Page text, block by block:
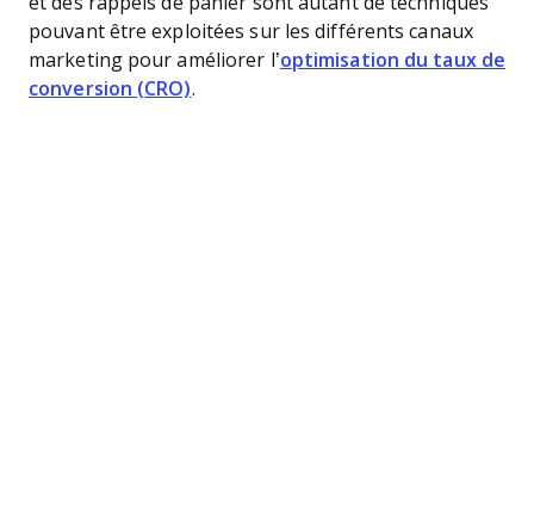
pouvant être exploitées sur les différents canaux
marketing pour améliorer l’optimisation du taux de
conversion (CRO).